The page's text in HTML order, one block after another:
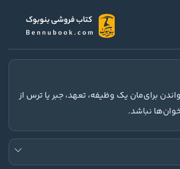
برای‌مان یک وظیفه، تعهد، جبر یا ترس از
نباشد.